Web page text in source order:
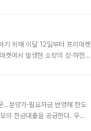
기 위해 이달 12일부터 프리마켓
켓에서 발생한 소량의 상·하한
…분양가·필요자금 반영해 한도
의 잔금대출을 공급한다. 우리